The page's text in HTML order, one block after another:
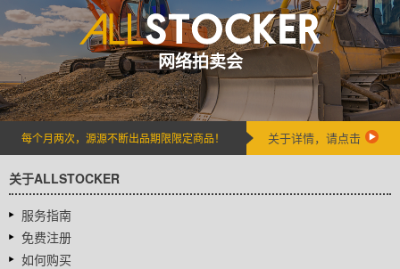
网络拍卖会
每个月两次，源源不断出品期限限定商品！ 关于详情，请点击
关于ALLSTOCKER
服务指南
免费注册
如何购买